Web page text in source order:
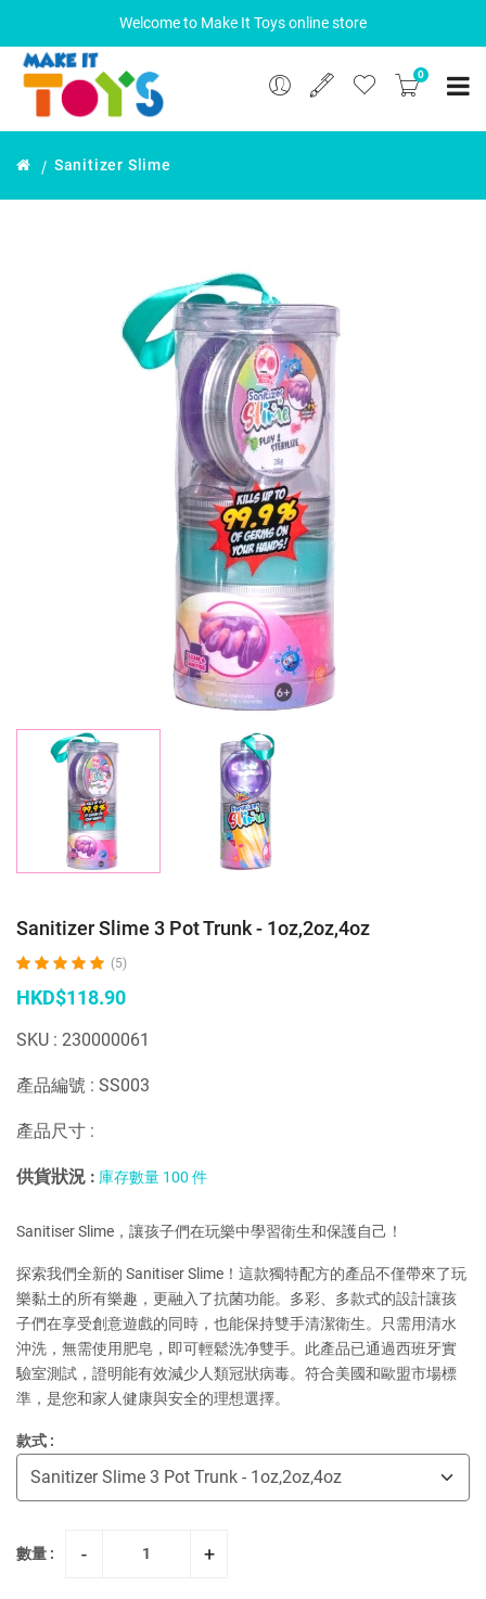
Welcome to Make It Toys online store
0
Sanitizer Slime
Sanitizer Slime 3 Pot Trunk - 1oz,2oz,4oz
(5)
HKD$118.90
SKU : 230000061
產品編號 : SS003
產品尺寸 :
供貨狀況 : 庫存數量 100 件
Sanitiser Slime，讓孩子們在玩樂中學習衛生和保護自己！
探索我們全新的 Sanitiser Slime！這款獨特配方的產品不僅帶來了玩
樂黏土的所有樂趣，更融入了抗菌功能。多彩、多款式的設計讓孩
子們在享受創意遊戲的同時，也能保持雙手清潔衛生。只需用清水
沖洗，無需使用肥皂，即可輕鬆洗净雙手。此產品已通過西班牙實
驗室測試，證明能有效減少人類冠狀病毒。符合美國和歐盟市場標
準，是您和家人健康與安全的理想選擇。
款式 :
數量 : - +